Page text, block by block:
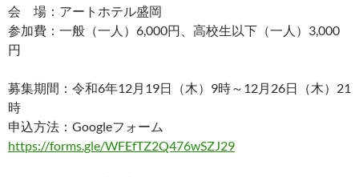
会 場：アートホテル盛岡
参加費：一般（一人）6,000円、高校生以下（一人）3,000
円
募集期間：令和6年12月19日（木）9時～12月26日（木）21
時
申込方法：Googleフォーム
https://forms.gle/WFEfTZ2Q476wSZJ29